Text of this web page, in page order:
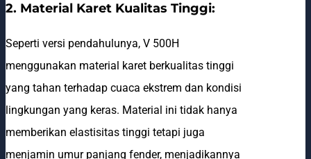
2. Material Karet Kualitas Tinggi:
Seperti versi pendahulunya, V 500H
menggunakan material karet berkualitas tinggi
yang tahan terhadap cuaca ekstrem dan kondisi
lingkungan yang keras. Material ini tidak hanya
memberikan elastisitas tinggi tetapi juga
menjamin umur panjang fender, menjadikannya